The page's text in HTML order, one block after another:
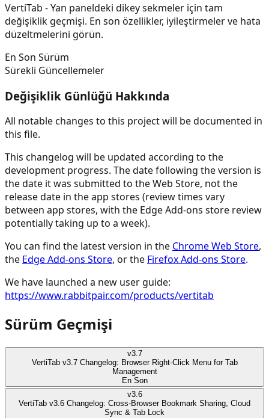
VertiTab - Yan paneldeki dikey sekmeler için tam
değişiklik geçmişi. En son özellikler, iyileştirmeler ve hata
düzeltmelerini görün.
En Son Sürüm
Sürekli Güncellemeler
Değişiklik Günlüğü Hakkında
All notable changes to this project will be documented in
this file.
This changelog will be updated according to the
development progress. The date following the version is
the date it was submitted to the Web Store, not the
release date in the app stores (review times vary
between app stores, with the Edge Add-ons store review
potentially taking up to a week).
You can find the latest version in the Chrome Web Store,
the Edge Add-ons Store, or the Firefox Add-ons Store.
We have launched a new user guide:
https://www.rabbitpair.com/products/vertitab
Sürüm Geçmişi
v3.7
VertiTab v3.7 Changelog: Browser Right-Click Menu for Tab
Management
En Son
v3.6
VertiTab v3.6 Changelog: Cross-Browser Bookmark Sharing, Cloud
Sync & Tab Lock